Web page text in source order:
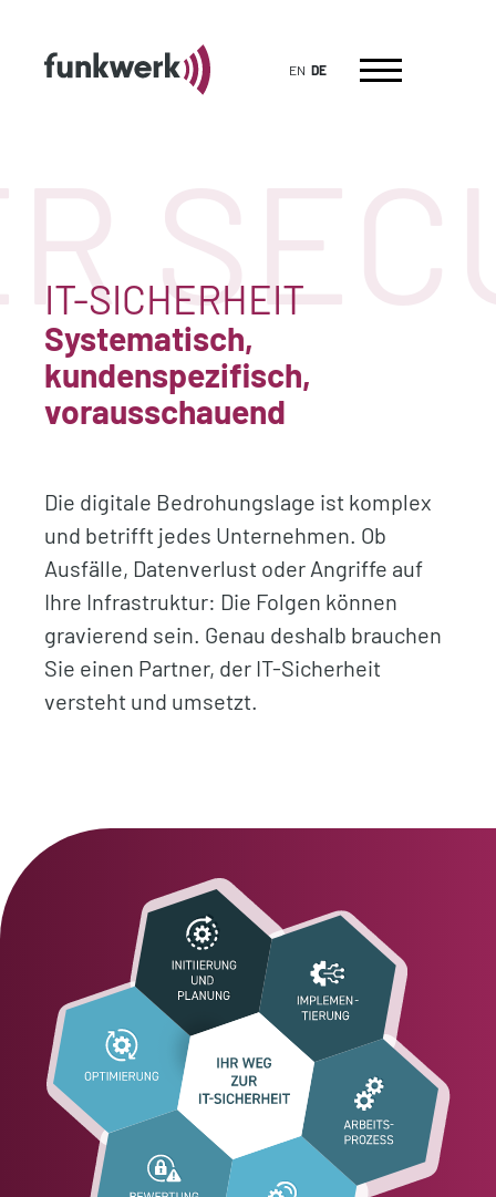
EN DE
IT-SICHERHEIT
Systematisch,
kundenspezifisch,
vorausschauend
Die digitale Bedrohungslage ist komplex
und betrifft jedes Unternehmen. Ob
Ausfälle, Datenverlust oder Angriffe auf
Ihre Infrastruktur: Die Folgen können
gravierend sein. Genau deshalb brauchen
Sie einen Partner, der IT-Sicherheit
versteht und umsetzt.